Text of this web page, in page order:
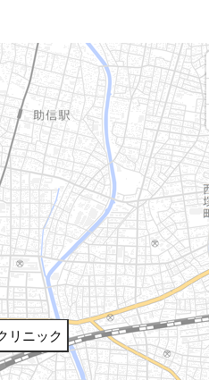
リニック